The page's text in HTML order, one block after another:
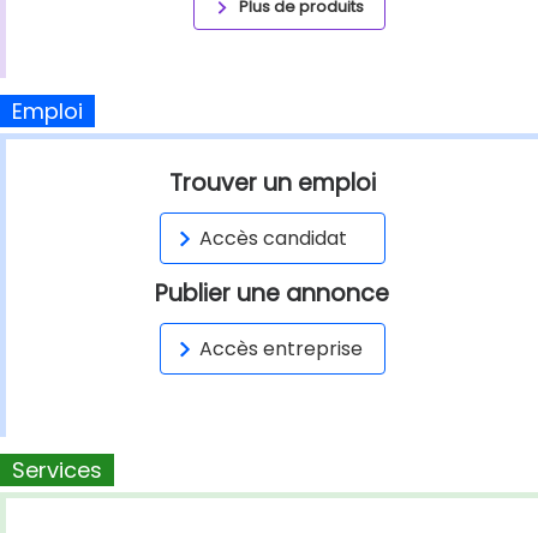
Plus de produits
Emploi
Trouver un emploi
Accès candidat
Publier une annonce
Accès entreprise
Services